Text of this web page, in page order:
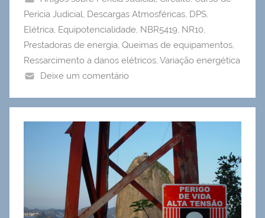
Perícia Judicial, Descargas Atmosféricas, DPS,
Elétrica, Equipotencialidade, NBR5419, NR10,
Prestadoras de energia, Queimas de equipamentos,
Ressarcimento a danos elétricos, Variação energética
Deixe um comentário